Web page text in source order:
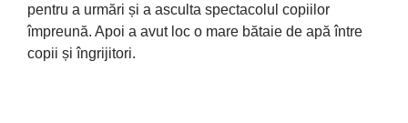
pentru a urmări și a asculta spectacolul copiilor
împreună. Apoi a avut loc o mare bătaie de apă între
copii și îngrijitori.